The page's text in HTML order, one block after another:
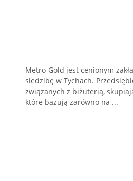
Metro-Gold jest cenionym
siedzibę w Tychach.
związanych z biżuterią,
które bazują zarówno na ...